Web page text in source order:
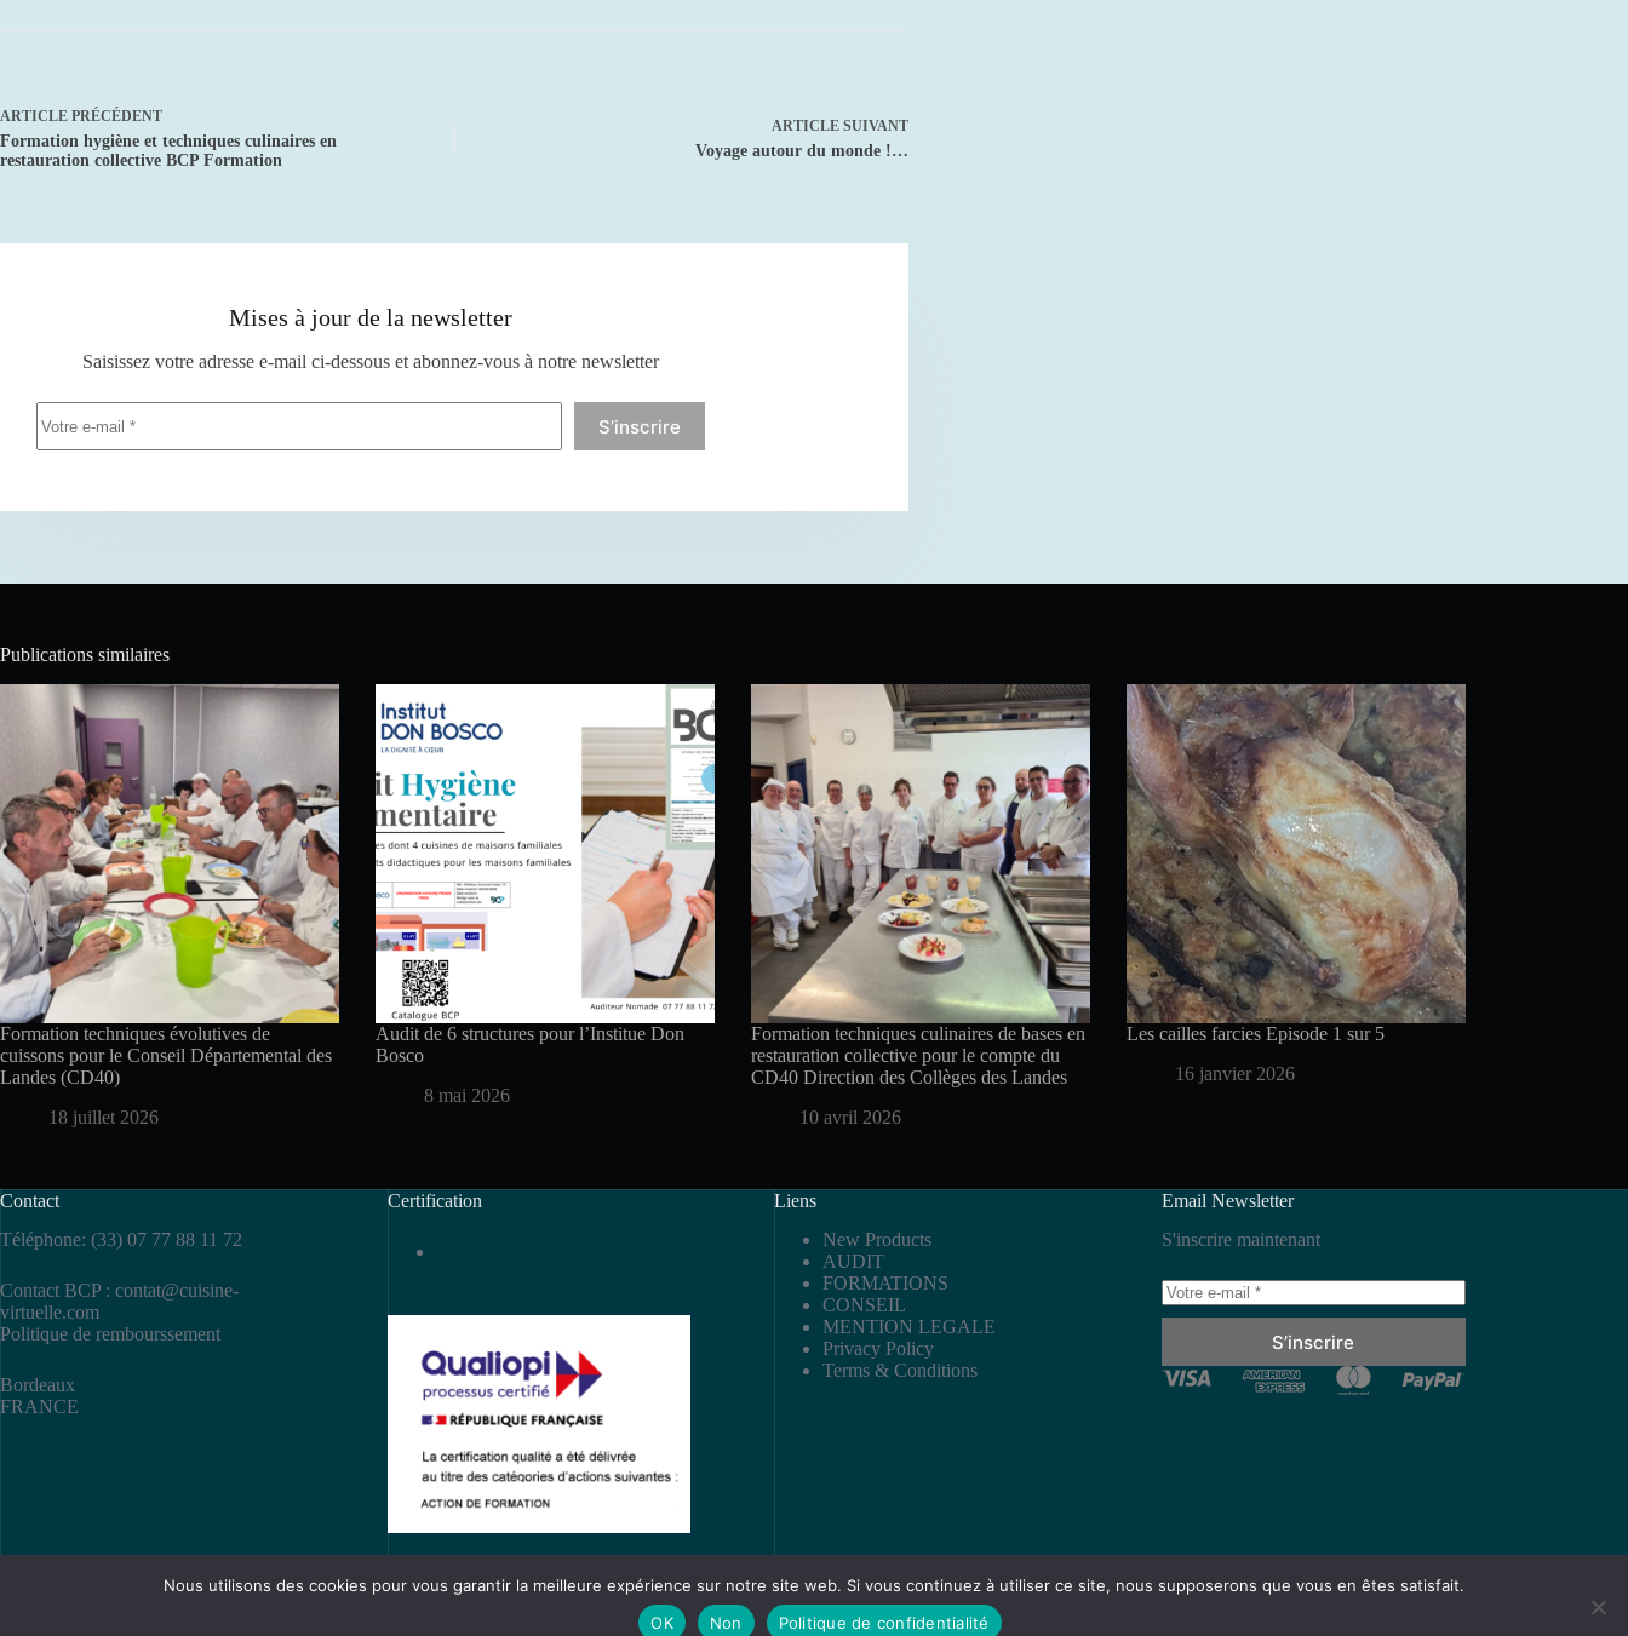
ARTICLE PRÉCÉDENT
Formation hygiène et techniques culinaires en
restauration collective BCP Formation
ARTICLE SUIVANT
Voyage autour du monde !…
Mises à jour de la newsletter
Saisissez votre adresse e-mail ci-dessous et abonnez-vous à notre newsletter
S’inscrire
Publications similaires
Formation techniques évolutives de
cuissons pour le Conseil Départemental des
Landes (CD40)
18 juillet 2026
Audit de 6 structures pour l’Institue Don
Bosco
8 mai 2026
Formation techniques culinaires de bases en
restauration collective pour le compte du
CD40 Direction des Collèges des Landes
10 avril 2026
Les cailles farcies Episode 1 sur 5
16 janvier 2026
Contact
Téléphone: (33) 07 77 88 11 72
Contact BCP : contat@cuisine-
virtuelle.com
Politique de rembourssement
Bordeaux
FRANCE
Certification
Liens
New Products
AUDIT
FORMATIONS
CONSEIL
MENTION LEGALE
Privacy Policy
Terms & Conditions
Email Newsletter
S'inscrire maintenant
S’inscrire
Nous utilisons des cookies pour vous garantir la meilleure expérience sur notre site web. Si vous continuez à utiliser ce site, nous supposerons que vous en êtes satisfait.
OK
Non Politique de confidentialité